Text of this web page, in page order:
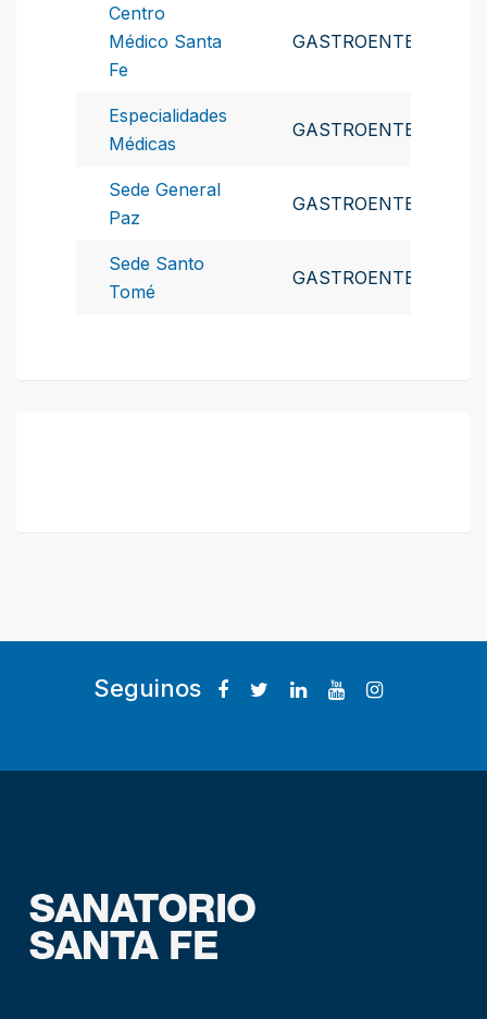
Centro
Médico Santa
Fe
Especialidades
Médicas
Sede General
Paz
Sede Santo
Tomé
Seguinos